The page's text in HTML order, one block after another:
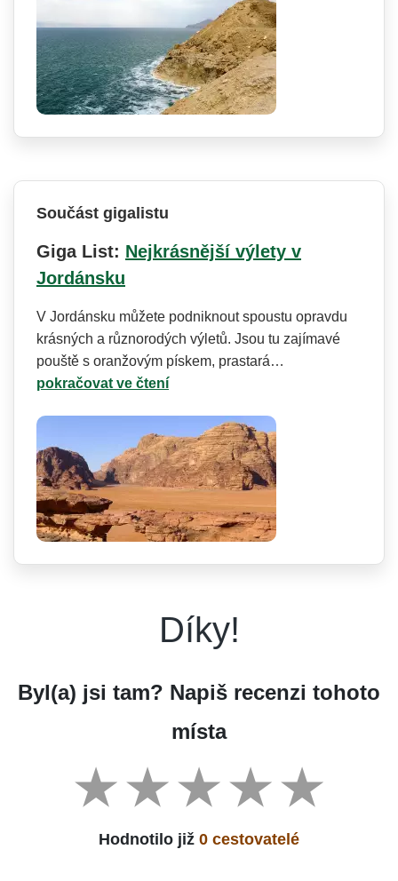
Součást gigalistu
Giga List: Nejkrásnější výlety v
Jordánsku
V Jordánsku můžete podniknout spoustu opravdu
krásných a různorodých výletů. Jsou tu zajímavé
pouště s oranžovým pískem, prastará…
pokračovat ve čtení
Díky!
Byl(a) jsi tam? Napiš recenzi tohoto
místa
Hodnotilo již 0 cestovatelé